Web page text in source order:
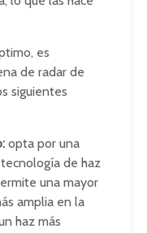
es
de radar de
siguientes
opta por una
de haz
una mayor
amplia en la
haz más